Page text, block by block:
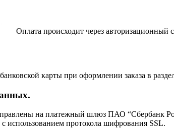
Оплата происходит через
карты при оформлении заказа в
на платежный шлюз ПАО “Сбербанк
использованием протокола шифрования SSL.